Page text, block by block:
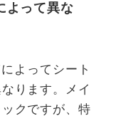
よって異な
よってシート
ります。メイ
クですが、特